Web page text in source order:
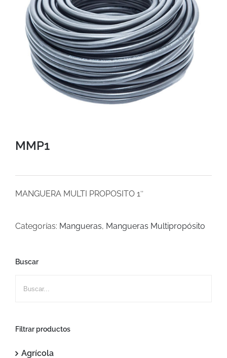
MMP1
MANGUERA MULTI PROPOSITO 1″
Categorías: Mangueras, Mangueras Multipropósito
Buscar
Filtrar productos
Agrícola